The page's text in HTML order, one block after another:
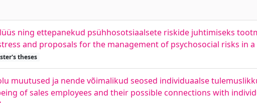
ning ettepanekud psühhosotsiaalsete riskide juhtimiseks
and proposals for the management of psychosocial risks in
theses
muutused ja nende võimalikud seosed individuaalse
of sales employees and their possible connections with